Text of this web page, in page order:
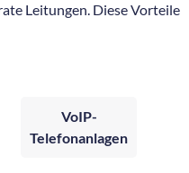
Leitungen. Diese Vorteile
VoIP-
Telefonanlagen